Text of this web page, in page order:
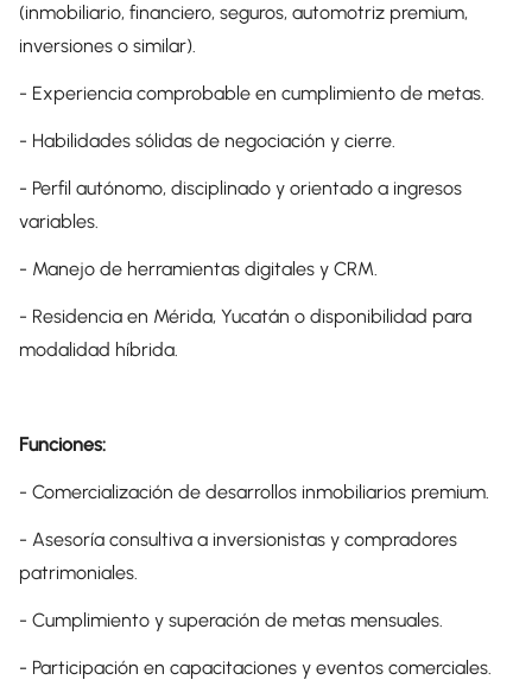
(inmobiliario, financiero, seguros, automotriz premium,
inversiones o similar).
- Experiencia comprobable en cumplimiento de metas.
- Habilidades sólidas de negociación y cierre.
- Perfil autónomo, disciplinado y orientado a ingresos
variables.
- Manejo de herramientas digitales y CRM.
- Residencia en Mérida, Yucatán o disponibilidad para
modalidad híbrida.
Funciones:
- Comercialización de desarrollos inmobiliarios premium.
- Asesoría consultiva a inversionistas y compradores
patrimoniales.
- Cumplimiento y superación de metas mensuales.
- Participación en capacitaciones y eventos comerciales.